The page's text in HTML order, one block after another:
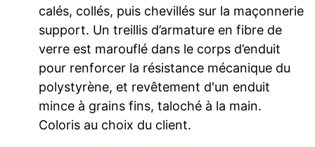
calés, collés, puis chevillés sur la maçonnerie
support. Un treillis d’armature en fibre de
verre est marouflé dans le corps d’enduit
pour renforcer la résistance mécanique du
polystyrène, et revêtement d'un enduit
mince à grains fins, taloché à la main.
Coloris au choix du client.